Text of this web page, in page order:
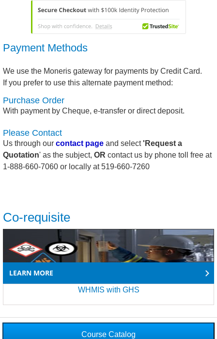
Payment Methods
We use the Moneris gateway for payments by Credit Card.
If you prefer to use this alternate payment method:
Purchase Order
With payment by Cheque, e-transfer or direct deposit.
Please Contact
Us through our contact page and select'Request a
Quotation' as the subject, OR contact us by phone toll free at
1-888-660-7060 or locally at 519-660-7260
Co-requisite
LEARN MORE
WHMIS with GHS
Course Catalog